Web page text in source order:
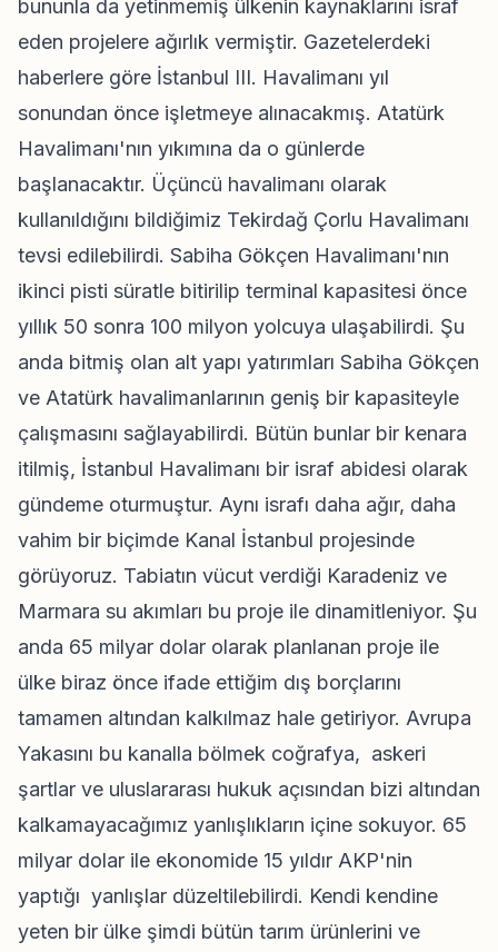
bununla da yetinmemiş ülkenin kaynaklarını israf
eden projelere ağırlık vermiştir. Gazetelerdeki
haberlere göre İstanbul III. Havalimanı yıl
sonundan önce işletmeye alınacakmış. Atatürk
Havalimanı'nın yıkımına da o günlerde
başlanacaktır. Üçüncü havalimanı olarak
kullanıldığını bildiğimiz Tekirdağ Çorlu Havalimanı
tevsi edilebilirdi. Sabiha Gökçen Havalimanı'nın
ikinci pisti süratle bitirilip terminal kapasitesi önce
yıllık 50 sonra 100 milyon yolcuya ulaşabilirdi. Şu
anda bitmiş olan alt yapı yatırımları Sabiha Gökçen
ve Atatürk havalimanlarının geniş bir kapasiteyle
çalışmasını sağlayabilirdi. Bütün bunlar bir kenara
itilmiş, İstanbul Havalimanı bir israf abidesi olarak
gündeme oturmuştur. Aynı israfı daha ağır, daha
vahim bir biçimde Kanal İstanbul projesinde
görüyoruz. Tabiatın vücut verdiği Karadeniz ve
Marmara su akımları bu proje ile dinamitleniyor. Şu
anda 65 milyar dolar olarak planlanan proje ile
ülke biraz önce ifade ettiğim dış borçlarını
tamamen altından kalkılmaz hale getiriyor. Avrupa
Yakasını bu kanalla bölmek coğrafya, askeri
şartlar ve uluslararası hukuk açısından bizi altından
kalkamayacağımız yanlışlıkların içine sokuyor. 65
milyar dolar ile ekonomide 15 yıldır AKP'nin
yaptığı yanlışlar düzeltilebilirdi. Kendi kendine
yeten bir ülke şimdi bütün tarım ürünlerini ve